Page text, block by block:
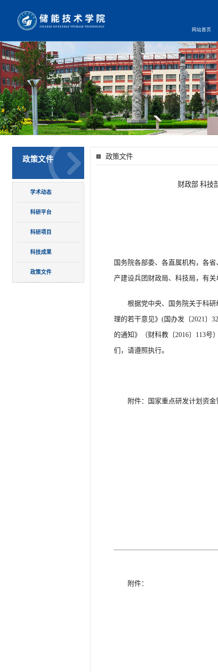
网站首页
政策文件
学术动态
科研平台
科研项目
科技成果
政策文件
政策文件
财政部 科技
国务院各部委、各直属机构，各
产建设兵团财政局、科技局，有关
根据党中央、国务院关于科研
理的若干意见》(国办发〔2021〕
的通知》（财科教〔2016〕113
们，请遵照执行。
附件：国家重点研发计划资金
附件：